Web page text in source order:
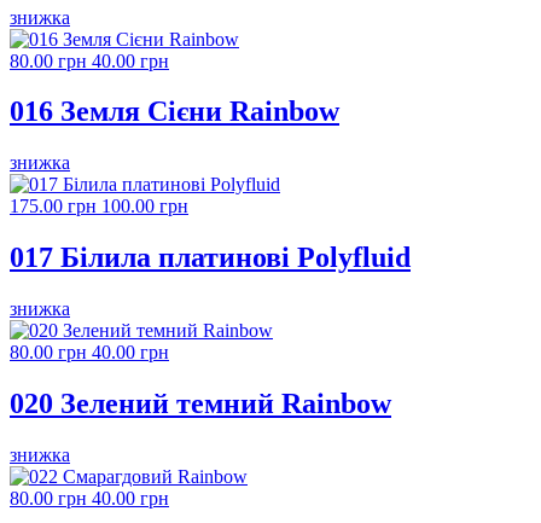
знижка
80.00 грн 40.00 грн
016 Земля Сієни Rainbow
знижка
175.00 грн 100.00 грн
017 Білила платинові Polyfluid
знижка
80.00 грн 40.00 грн
020 Зелений темний Rainbow
знижка
80.00 грн 40.00 грн